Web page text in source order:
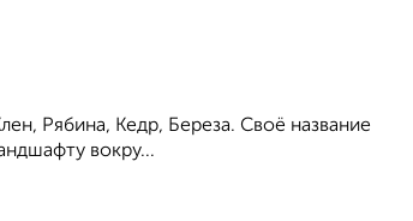
Рябина, Кедр, Береза. Своё название
вокру...